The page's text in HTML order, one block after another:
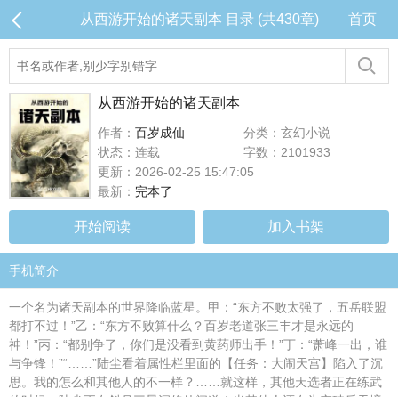
从西游开始的诸天副本 目录 (共430章) 首页
从西游开始的诸天副本
作者： 百岁成仙
分类：玄幻小说
状态：连载
字数：2101933
更新：2026-02-25 15:47:05
最新： 完本了
开始阅读 加入书架
手机简介
一个名为诸天副本的世界降临蓝星。甲：“东方不败太强了，五岳联盟
都打不过！”乙：“东方不败算什么？百岁老道张三丰才是永远的
神！”丙：“都别争了，你们是没看到黄药师出手！”丁：“萧峰一出，谁
与争锋！”“……”陆尘看着属性栏里面的【任务：大闹天宫】陷入了沉
思。我的怎么和其他人的不一样？……就这样，其他天选者正在练武